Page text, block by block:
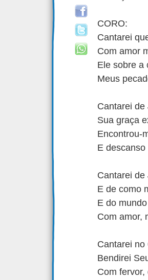
CORO:
Cantarei
Com amor
Ele sobre a
Meus
Cantarei de
Sua graça
Encontrou-
E
Cantarei de
E de como
E do
Com amor,
Cantarei no
Bendirei
Com fervor,